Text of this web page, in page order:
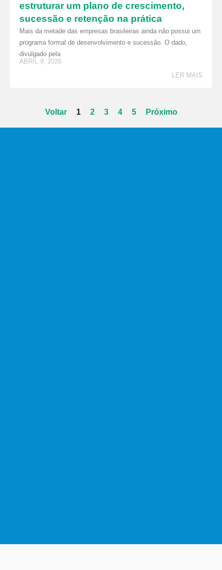
estruturar um plano de crescimento,
sucessão e retenção na prática
Mais da metade das empresas brasileiras ainda não possui um
programa formal de desenvolvimento e sucessão. O dado,
divulgado pela
ABRIL 9, 2026
LER MAIS
Voltar 1 2 3 4 5 Próximo